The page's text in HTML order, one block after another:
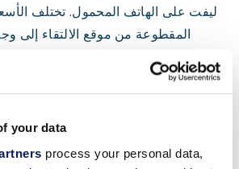
your data
process your personal data,
ليفت على الهاتف المحمول. تختلف
المقطوعة من موقع الالتقاء إلى
إذا كنت تفضل أنت ومجموعتك
وسيلة نقل إلى منطقة